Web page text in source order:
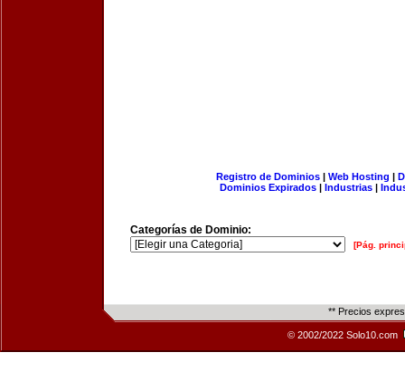
Registro de Dominios| Web Hosting |
Dominios Expirados | Industrias |
Categorías de Dominio:
[Pág.
** Precios
© 2002/2022 Solo10.com